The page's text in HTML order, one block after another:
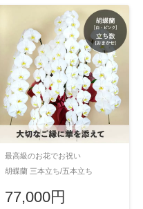
最高級のお花でお祝い
胡蝶蘭 三本立ち/五本立ち
77,000円